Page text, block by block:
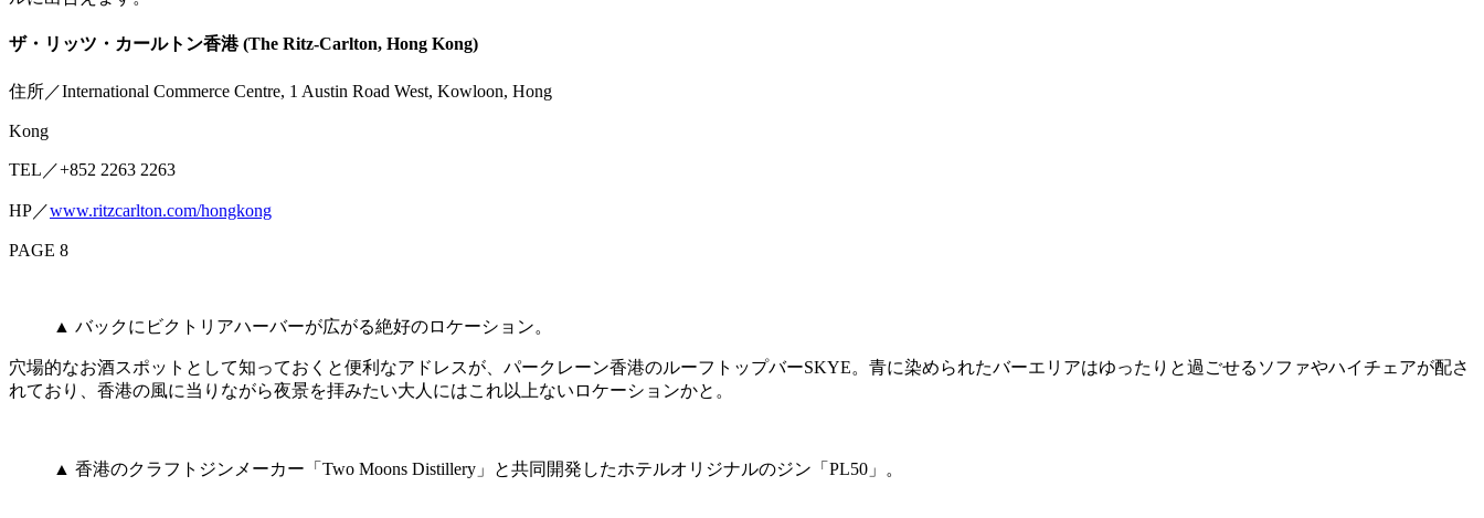
ザ・リッツ・カールトン香港 (The Ritz-Carlton, Hong Kong)
住所／International Commerce Centre, 1 Austin Road West, Kowloon, Hong
Kong
TEL／+852 2263 2263
HP／www.ritzcarlton.com/hongkong
PAGE 8
▲ バックにビクトリアハーバーが広がる絶好のロケーション。
穴場的なお酒スポットとして知っておくと便利なアドレスが、パークレーン香港のルーフトップバーSKYE。青に染められたバーエリアはゆったりと過ごせるソファやハイチェアが配さ
れており、香港の風に当りながら夜景を拝みたい大人にはこれ以上ないロケーションかと。
▲ 香港のクラフトジンメーカー「Two Moons Distillery」と共同開発したホテルオリジナルのジン「PL50」。